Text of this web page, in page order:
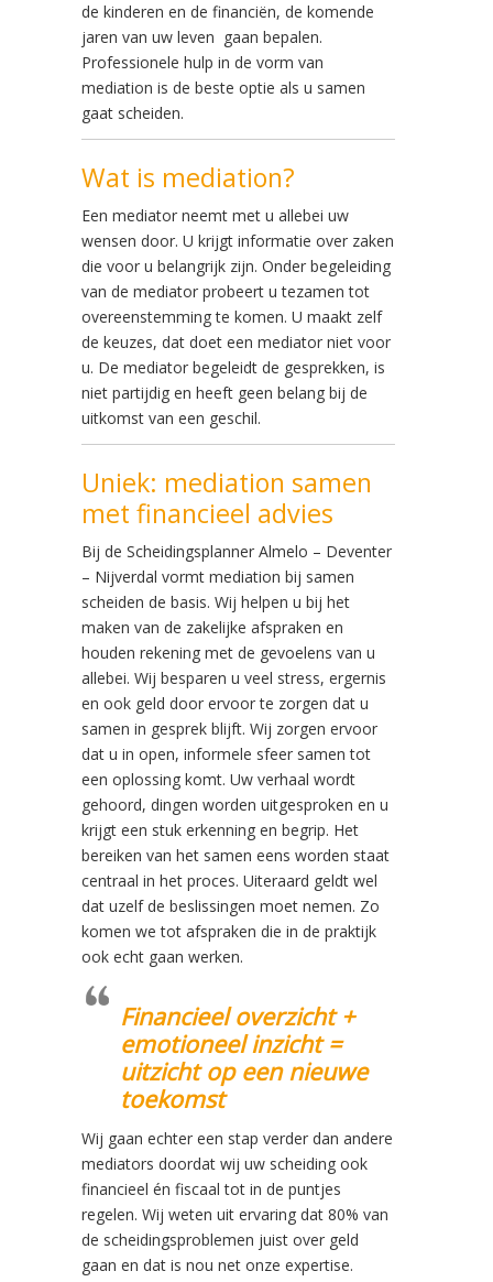
de kinderen en de financiën, de komende
jaren van uw leven gaan bepalen.
Professionele hulp in de vorm van
mediation is de beste optie als u samen
gaat scheiden.
Wat is mediation?
Een mediator neemt met u allebei uw
wensen door. U krijgt informatie over zaken
die voor u belangrijk zijn. Onder begeleiding
van de mediator probeert u tezamen tot
overeenstemming te komen. U maakt zelf
de keuzes, dat doet een mediator niet voor
u. De mediator begeleidt de gesprekken, is
niet partijdig en heeft geen belang bij de
uitkomst van een geschil.
Uniek: mediation samen
met financieel advies
Bij de Scheidingsplanner Almelo – Deventer
– Nijverdal vormt mediation bij samen
scheiden de basis. Wij helpen u bij het
maken van de zakelijke afspraken en
houden rekening met de gevoelens van u
allebei. Wij besparen u veel stress, ergernis
en ook geld door ervoor te zorgen dat u
samen in gesprek blijft. Wij zorgen ervoor
dat u in open, informele sfeer samen tot
een oplossing komt. Uw verhaal wordt
gehoord, dingen worden uitgesproken en u
krijgt een stuk erkenning en begrip. Het
bereiken van het samen eens worden staat
centraal in het proces. Uiteraard geldt wel
dat uzelf de beslissingen moet nemen. Zo
komen we tot afspraken die in de praktijk
ook echt gaan werken.
Financieel overzicht +
emotioneel inzicht =
uitzicht op een nieuwe
toekomst
Wij gaan echter een stap verder dan andere
mediators doordat wij uw scheiding ook
financieel én fiscaal tot in de puntjes
regelen. Wij weten uit ervaring dat 80% van
de scheidingsproblemen juist over geld
gaan en dat is nou net onze expertise.